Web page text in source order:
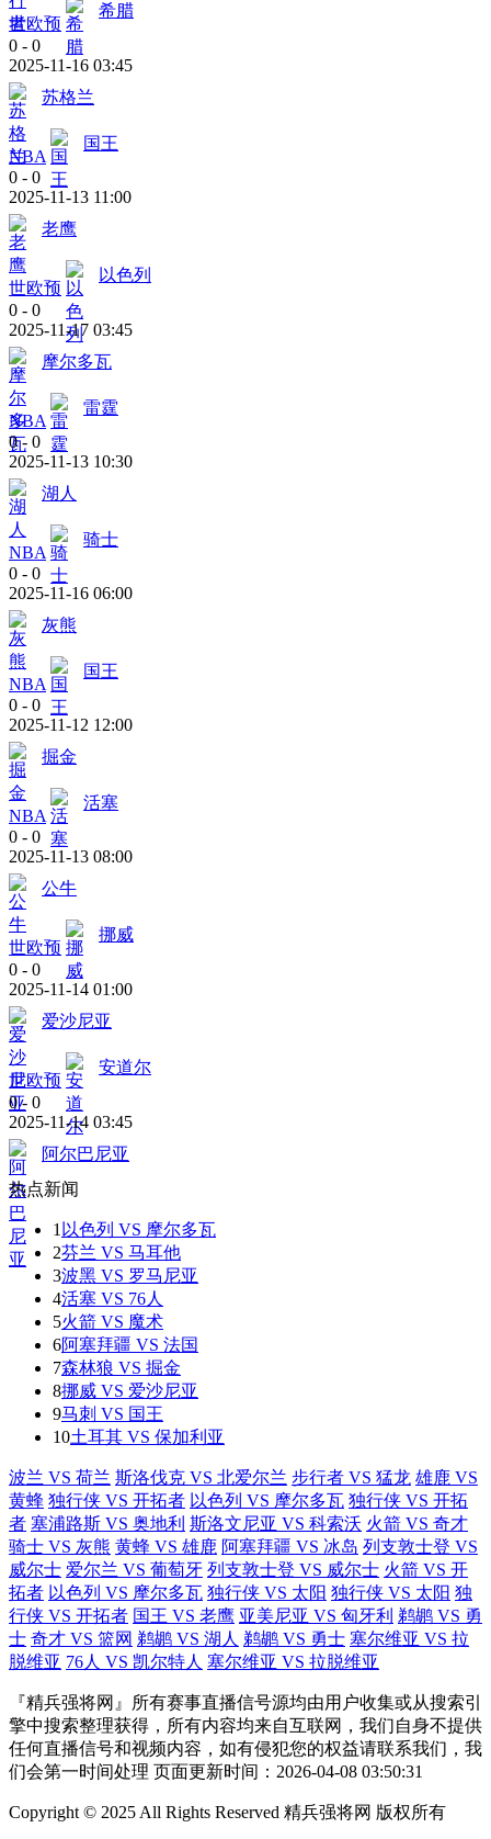
世欧预
希腊
0 - 0
2025-11-16 03:45
苏格兰
NBA
国王
0 - 0
2025-11-13 11:00
老鹰
世欧预
以色列
0 - 0
2025-11-17 03:45
摩尔多瓦
NBA
雷霆
0 - 0
2025-11-13 10:30
湖人
NBA
骑士
0 - 0
2025-11-16 06:00
灰熊
NBA
国王
0 - 0
2025-11-12 12:00
掘金
NBA
活塞
0 - 0
2025-11-13 08:00
公牛
世欧预
挪威
0 - 0
2025-11-14 01:00
爱沙尼亚
世欧预
安道尔
0 - 0
2025-11-14 03:45
阿尔巴尼亚
热点新闻
1 以色列 VS 摩尔多瓦
2芬兰 VS 马耳他
3波黑 VS 罗马尼亚
4活塞 VS 76人
5火箭 VS 魔术
6阿塞拜疆 VS 法国
7森林狼 VS 掘金
8挪威 VS 爱沙尼亚
9马刺 VS 国王
10土耳其 VS 保加利亚
波兰 VS 荷兰 斯洛伐克 VS 北爱尔兰 步行者 VS 猛龙 雄鹿 VS
黄蜂 独行侠 VS 开拓者 以色列 VS 摩尔多瓦 独行侠 VS 开拓
者 塞浦路斯 VS 奥地利 斯洛文尼亚 VS 科索沃 火箭 VS 奇才
骑士 VS 灰熊 黄蜂 VS 雄鹿 阿塞拜疆 VS 冰岛 列支敦士登 VS
威尔士 爱尔兰 VS 葡萄牙 列支敦士登 VS 威尔士 火箭 VS 开
拓者 以色列 VS 摩尔多瓦 独行侠 VS 太阳 独行侠 VS 太阳 独
行侠 VS 开拓者 国王 VS 老鹰 亚美尼亚 VS 匈牙利 鹈鹕 VS 勇
士 奇才 VS 篮网 鹈鹕 VS 湖人 鹈鹕 VS 勇士 塞尔维亚 VS 拉
脱维亚 76人 VS 凯尔特人 塞尔维亚 VS 拉脱维亚
『精兵强将网』所有赛事直播信号源均由用户收集或从搜索引
擎中搜索整理获得，所有内容均来自互联网，我们自身不提供
任何直播信号和视频内容，如有侵犯您的权益请联系我们，我
们会第一时间处理 页面更新时间：2026-04-08 03:50:31
Copyright © 2025 All Rights Reserved 精兵强将网 版权所有